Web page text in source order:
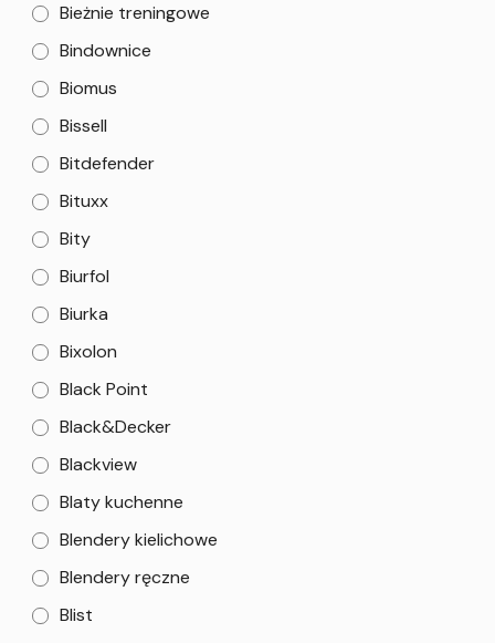
Bieżnie treningowe
Bindownice
Biomus
Bissell
Bitdefender
Bituxx
Bity
Biurfol
Biurka
Bixolon
Black Point
Black&Decker
Blackview
Blaty kuchenne
Blendery kielichowe
Blendery ręczne
Blist